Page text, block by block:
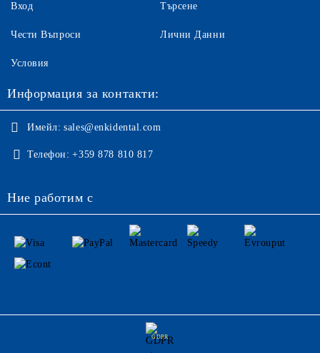
Вход
Чести Въпроси
Търсене
Лични Данни
Условия
Информация за контакти:
Имейл: sales@enkidental.com
Телефон: +359 878 810 817
Ние работим с
GDPR